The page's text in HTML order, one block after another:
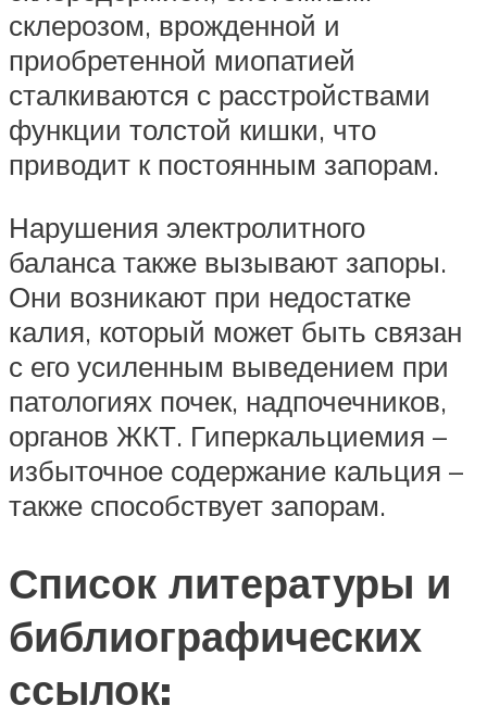
склерозом, врожденной и
приобретенной миопатией
сталкиваются с расстройствами
функции толстой кишки, что
приводит к постоянным запорам.
Нарушения электролитного
баланса также вызывают запоры.
Они возникают при недостатке
калия, который может быть связан
с его усиленным выведением при
патологиях почек, надпочечников,
органов ЖКТ. Гиперкальциемия –
избыточное содержание кальция –
также способствует запорам.
Список литературы и
библиографических
ссылок: